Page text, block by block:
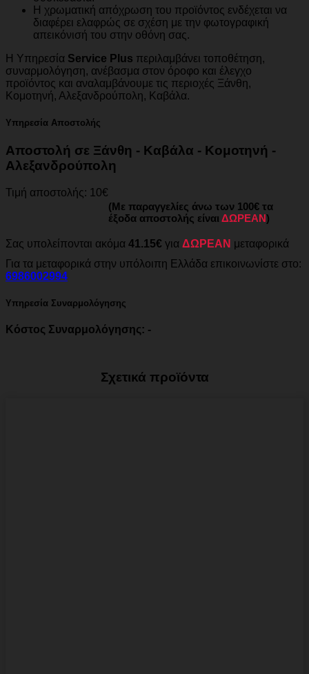
Η χρωματική απόχρωση του προϊόντος ενδέχεται να
διαφέρει ελαφρώς σε σχέση με την φωτογραφική
απεικόνισή του στην οθόνη σας.
Η Υπηρεσία Service Plus περιλαμβάνει τοποθέτηση,
συναρμολόγηση, ανέβασμα στον όροφο και έλεγχο
προϊόντος και αναλαμβάνουμε τις περιοχές Ξάνθη,
Κομοτηνή, Αλεξανδρούπολη, Καβάλα.
Υπηρεσία Αποστολής
Αποστολή σε Ξάνθη - Καβάλα - Κομοτηνή -
Αλεξανδρούπολη
Τιμή αποστολής: 10€
(Με παραγγελίες άνω των 100€ τα
έξοδα αποστολής είναι ΔΩΡΕΑΝ)
Σας υπολείπονται ακόμα 41.15€ για ΔΩΡΕΑΝ μεταφορικά
Για τα μεταφορικά στην υπόλοιπη Ελλάδα επικοινωνίστε στο:
6986002994
Υπηρεσία Συναρμολόγησης
Κόστος Συναρμολόγησης: -
Σχετικά προϊόντα